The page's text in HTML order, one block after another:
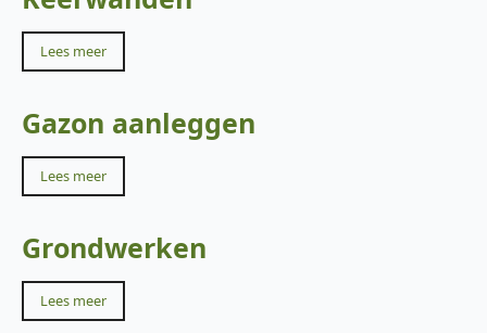
Lees meer
Gazon aanleggen
Lees meer
Grondwerken
Lees meer